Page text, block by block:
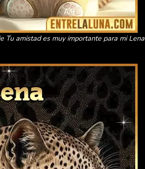
Tu amistad es muy importante para mi Lena